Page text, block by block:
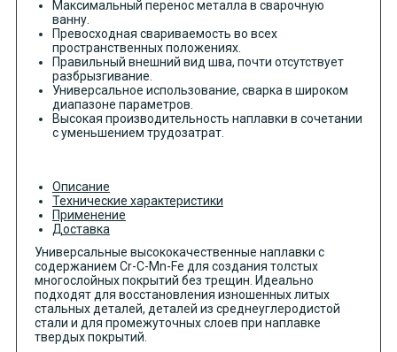
Максимальный перенос металла в сварочную
ванну.
Превосходная свариваемость во всех
пространственных положениях.
Правильный внешний вид шва, почти отсутствует
разбрызгивание.
Универсальное использование, сварка в широком
диапазоне параметров.
Высокая производительность наплавки в сочетании
с уменьшением трудозатрат.
Описание
Технические характеристики
Применение
Доставка
Универсальные высококачественные наплавки с
содержанием Cr-C-Mn-Fe для создания толстых
многослойных покрытий без трещин. Идеально
подходят для восстановления изношенных литых
стальных деталей, деталей из среднеуглеродистой
стали и для промежуточных слоев при наплавке
твердых покрытий.